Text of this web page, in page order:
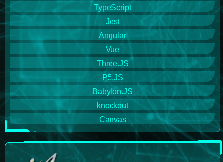
TypeScript
Jest
Angular
Vue
Three.JS
P5.JS
Babylon.JS
knockout
Canvas